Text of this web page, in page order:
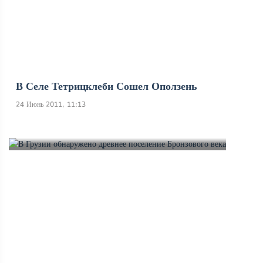
В Селе Тетрицклеби Сошел Оползень
24 Июнь 2011, 11:13